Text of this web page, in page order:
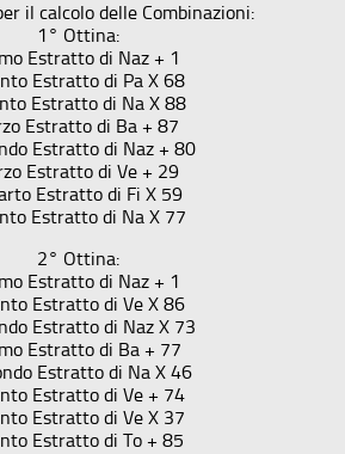
il calcolo delle Combinazioni:
1° Ottina:
Estratto di Naz + 1
Estratto di Pa X 68
Estratto di Na X 88
Estratto di Ba + 87
Estratto di Naz + 80
Estratto di Ve + 29
Estratto di Fi X 59
Estratto di Na X 77
2° Ottina:
Estratto di Naz + 1
Estratto di Ve X 86
Estratto di Naz X 73
Estratto di Ba + 77
Estratto di Na X 46
Estratto di Ve + 74
Estratto di Ve X 37
Estratto di To + 85